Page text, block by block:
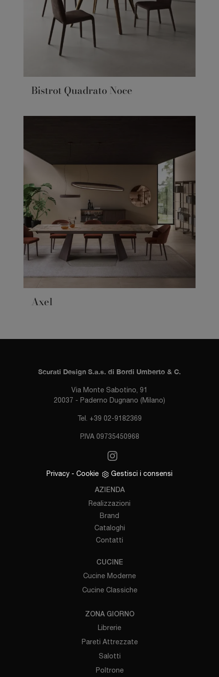
Bistrot Quadrato Noce
Axel
Scurati Design S.a.s. di Bordi Umberto & C.
Via Monte Sabotino, 91
20037 - Paderno Dugnano (Milano)
Tel. +39 02-9182369
P.IVA 09735450968
Privacy - Cookie Gestisci i consensi
AZIENDA
Realizzazioni
Brand
Cataloghi
Contatti
CUCINE
Cucine Moderne
Cucine Classiche
ZONA GIORNO
Librerie
Pareti Attrezzate
Salotti
Poltrone